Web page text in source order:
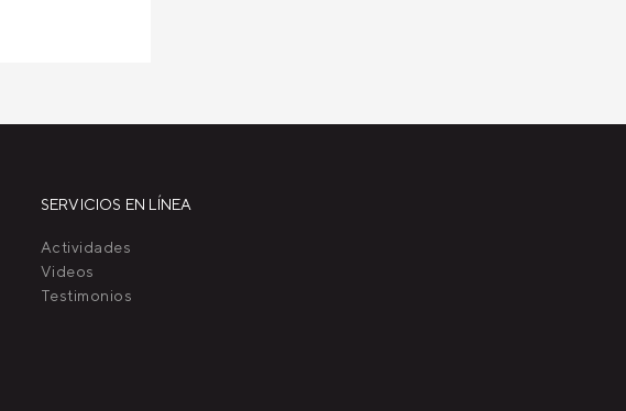
SERVICIOS EN LÍNEA
Actividades
Videos
Testimonios